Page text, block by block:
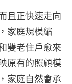
且正快速走向
家庭規模縮
雙老住戶愈來
原有的照顧模
家庭自然會承